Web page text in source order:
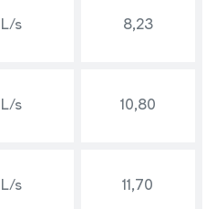
L/s 8,23
L/s 10,80
L/s 11,70